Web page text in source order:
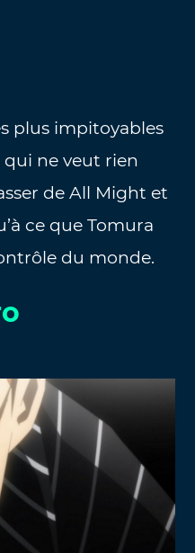
plus impitoyables
qui ne veut rien
de All Might et
ce que Tomura
du monde.